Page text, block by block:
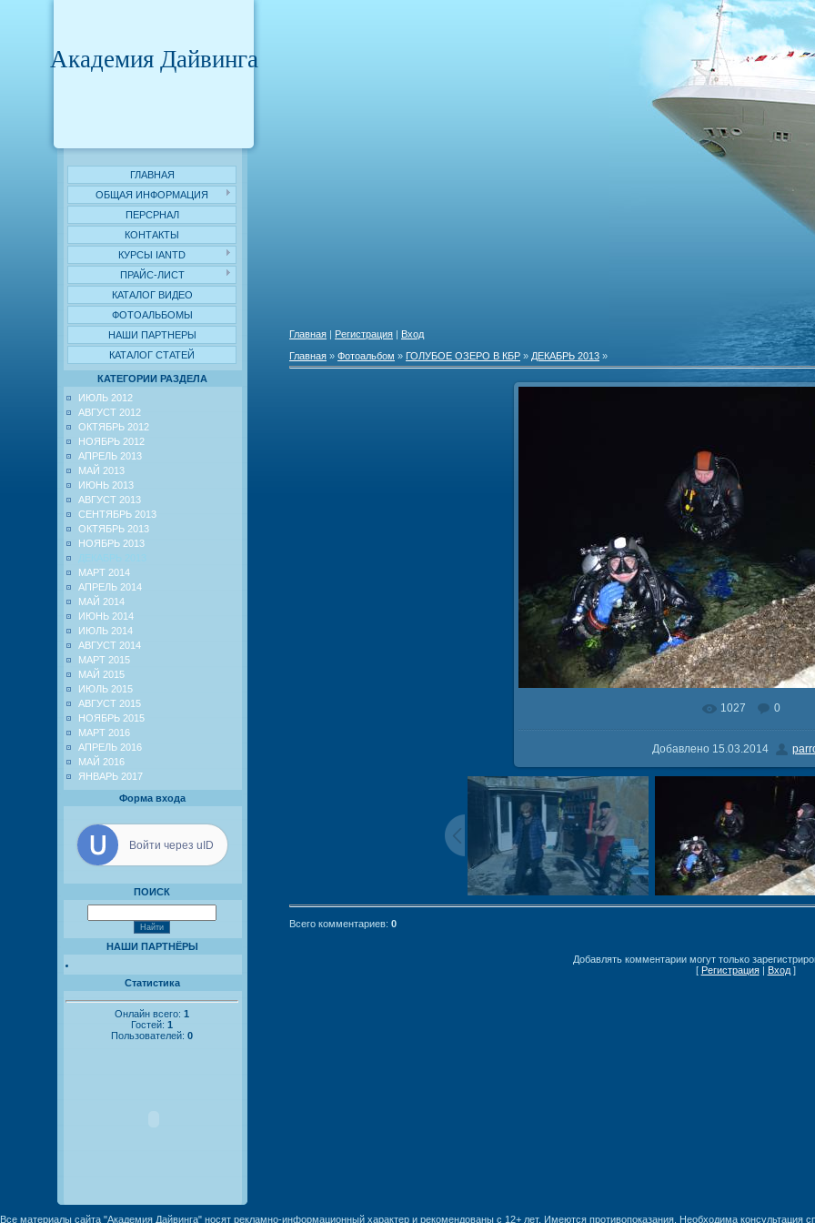
Академия Дайвинга
ГЛАВНАЯ
ОБЩАЯ ИНФОРМАЦИЯ
ПЕРСРНАЛ
КОНТАКТЫ
КУРСЫ IANTD
ПРАЙС-ЛИСТ
КАТАЛОГ ВИДЕО
ФОТОАЛЬБОМЫ
НАШИ ПАРТНЕРЫ
КАТАЛОГ СТАТЕЙ
КАТЕГОРИИ РАЗДЕЛА
ИЮЛЬ 2012
АВГУСТ 2012
ОКТЯБРЬ 2012
НОЯБРЬ 2012
АПРЕЛЬ 2013
МАЙ 2013
ИЮНЬ 2013
АВГУСТ 2013
СЕНТЯБРЬ 2013
ОКТЯБРЬ 2013
НОЯБРЬ 2013
МАРТ 2014
АПРЕЛЬ 2014
МАЙ 2014
ИЮНЬ 2014
ИЮЛЬ 2014
АВГУСТ 2014
МАРТ 2015
МАЙ 2015
ИЮЛЬ 2015
АВГУСТ 2015
НОЯБРЬ 2015
МАРТ 2016
АПРЕЛЬ 2016
МАЙ 2016
ЯНВАРЬ 2017
Форма входа
Войти через uID
ПОИСК
НАШИ ПАРТНЁРЫ
Статистика
Онлайн всего: 1
Гостей: 1
Пользователей: 0
Главная | Регистрация | Вход
Главная » Фотоальбом » ГОЛУБОЕ ОЗЕРО В КБР » ДЕКАБРЬ 2013 »
В реальном размере 2600x1722
1027 0
Добавлено 15.03.2014
Всего комментариев: 0
Добавлять комментарии могут только
[ Регистрация| Вход]
Все материалы сайта "Академия Дайвинга" носят рекламно-информационный характер и рекомендованы с 12+ лет. Имеются противопоказания. Необходима консультация